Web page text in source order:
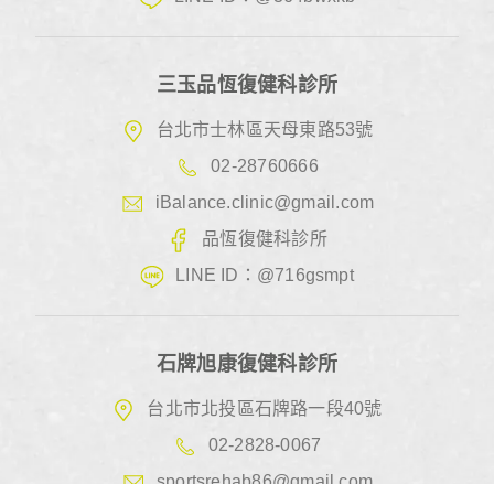
三玉品恆復健科診所
台北市士林區天母東路53號
02-28760666
iBalance.clinic@gmail.com
品恆復健科診所
LINE ID：@716gsmpt
石牌旭康復健科診所
台北市北投區石牌路一段40號
02-2828-0067